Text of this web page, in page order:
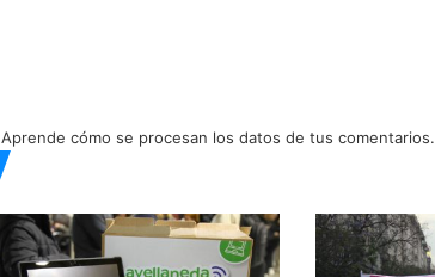
Aprende cómo se procesan los datos de tus comentarios.